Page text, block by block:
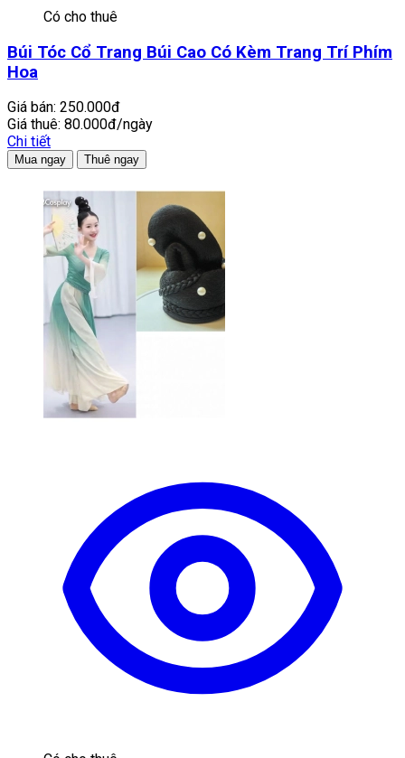
Có cho thuê
Búi Tóc Cổ Trang Búi Cao Có Kèm Trang Trí Phím
Hoa
Giá bán: 250.000đ
Giá thuê: 80.000đ/ngày
Chi tiết
Mua ngay Thuê ngay